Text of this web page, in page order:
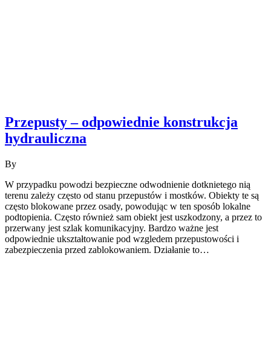
Przepusty – odpowiednie konstrukcja
hydrauliczna
By
W przypadku powodzi bezpieczne odwodnienie dotknietego nią
terenu zależy często od stanu przepustów i mostków. Obiekty te są
często blokowane przez osady, powodując w ten sposób lokalne
podtopienia. Często również sam obiekt jest uszkodzony, a przez to
przerwany jest szlak komunikacyjny. Bardzo ważne jest
odpowiednie ukształtowanie pod wzgledem przepustowości i
zabezpieczenia przed zablokowaniem. Działanie to…